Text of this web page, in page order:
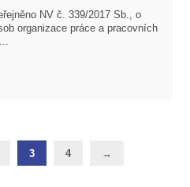
NV č. 339/2017 Sb., o
organizace práce a pracovních
3 4 →